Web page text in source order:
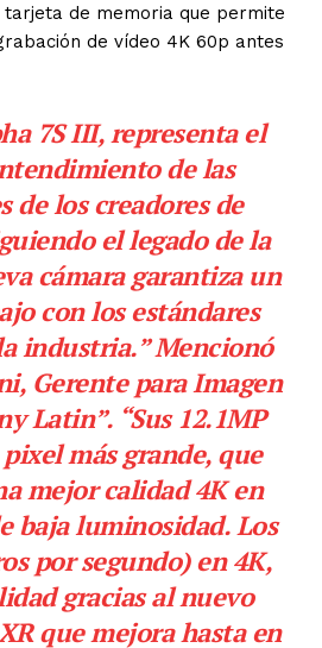
de memoria que permite
de vídeo 4K 60p antes
7S III, representa el
de las
de los creadores de
el legado de la
cámara garantiza un
con los estándares
industria.” Mencionó
Gerente para Imagen
Latin”. “Sus 12.1MP
más grande, que
mejor calidad 4K en
baja luminosidad. Los
por segundo) en 4K,
gracias al nuevo
que mejora hasta en